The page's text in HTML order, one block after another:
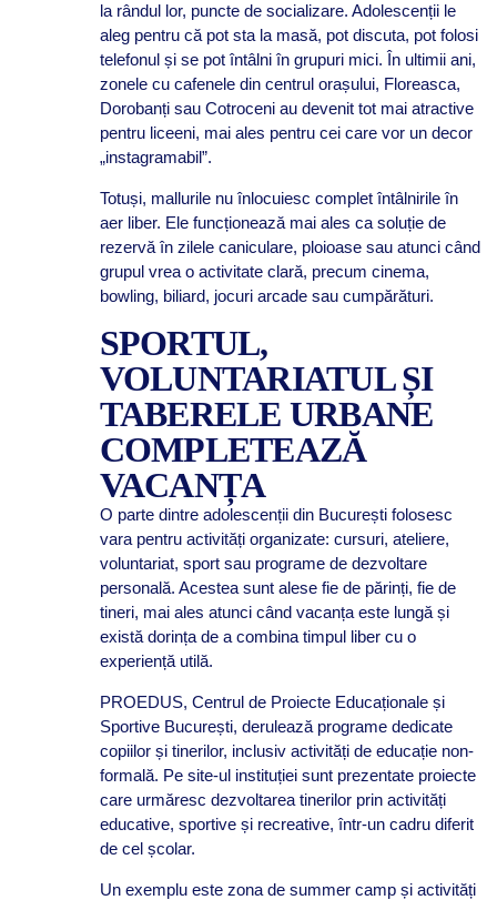
la rândul lor, puncte de socializare. Adolescenții le
aleg pentru că pot sta la masă, pot discuta, pot folosi
telefonul și se pot întâlni în grupuri mici. În ultimii ani,
zonele cu cafenele din centrul orașului, Floreasca,
Dorobanți sau Cotroceni au devenit tot mai atractive
pentru liceeni, mai ales pentru cei care vor un decor
„instagramabil”.
Totuși, mallurile nu înlocuiesc complet întâlnirile în
aer liber. Ele funcționează mai ales ca soluție de
rezervă în zilele caniculare, ploioase sau atunci când
grupul vrea o activitate clară, precum cinema,
bowling, biliard, jocuri arcade sau cumpărături.
SPORTUL,
VOLUNTARIATUL ȘI
TABERELE URBANE
COMPLETEAZĂ
VACANȚA
O parte dintre adolescenții din București folosesc
vara pentru activități organizate: cursuri, ateliere,
voluntariat, sport sau programe de dezvoltare
personală. Acestea sunt alese fie de părinți, fie de
tineri, mai ales atunci când vacanța este lungă și
există dorința de a combina timpul liber cu o
experiență utilă.
PROEDUS, Centrul de Proiecte Educaționale și
Sportive București, derulează programe dedicate
copiilor și tinerilor, inclusiv activități de educație non-
formală. Pe site-ul instituției sunt prezentate proiecte
care urmăresc dezvoltarea tinerilor prin activități
educative, sportive și recreative, într-un cadru diferit
de cel școlar.
Un exemplu este zona de summer camp și activități